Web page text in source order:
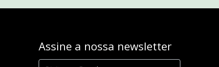
Assine a nossa newsletter